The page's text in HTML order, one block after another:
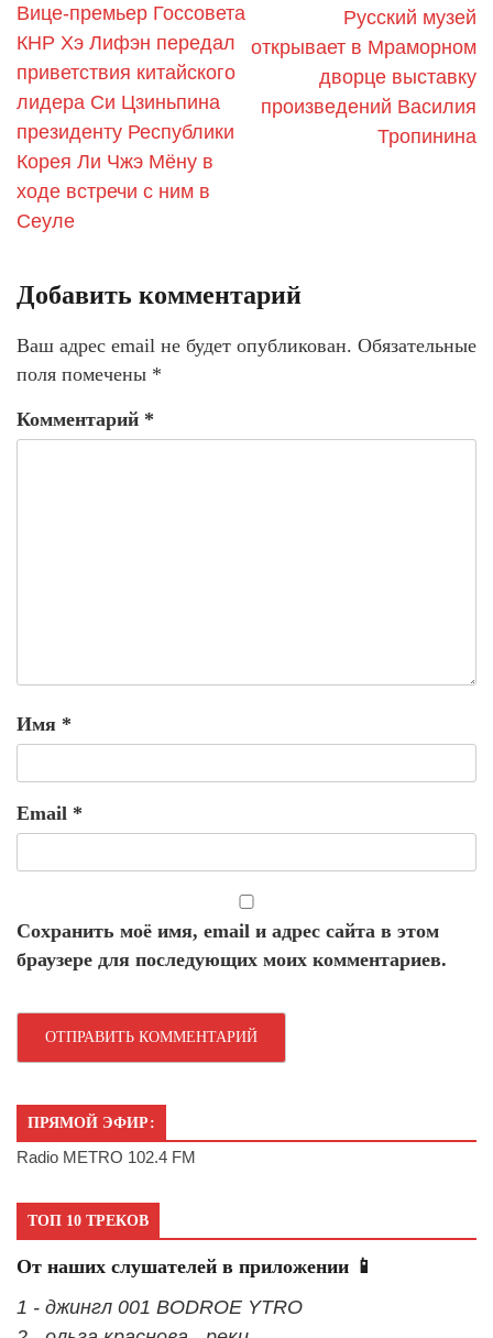
Вице-премьер Госсовета
КНР Хэ Лифэн передал
приветствия китайского
лидера Си Цзиньпина
президенту Республики
Корея Ли Чжэ Мёну в
ходе встречи с ним в
Сеуле
Русский музей
открывает в Мраморном
дворце выставку
произведений Василия
Тропинина
Добавить комментарий
Ваш адрес email не будет опубликован. Обязательные
поля помечены *
Комментарий *
Имя *
Email *
Сохранить моё имя, email и адрес сайта в этом
браузере для последующих моих комментариев.
ПРЯМОЙ ЭФИР:
Radio METRO 102.4 FM
ТОП 10 ТРЕКОВ
От наших слушателей в приложении 📱
1 - джингл 001 BODROE YTRO